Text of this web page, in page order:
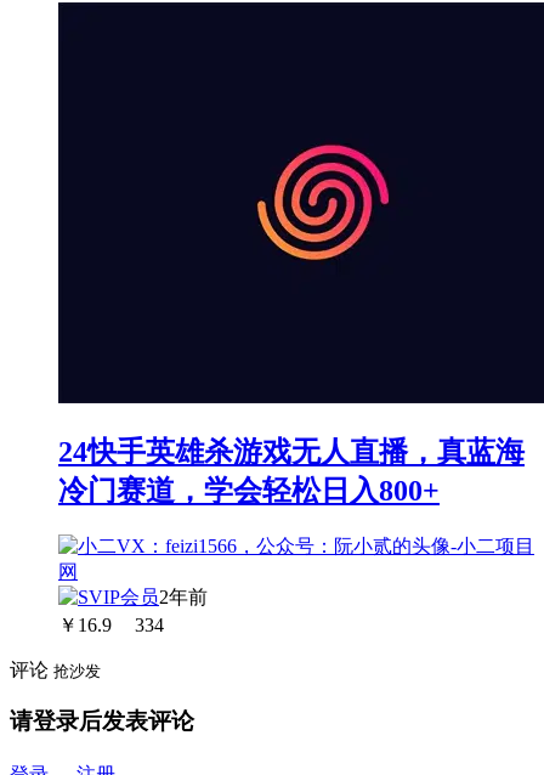
24快手英雄杀游戏无人直播，真蓝海
冷门赛道，学会轻松日入800+
2年前
￥ 16.9 334
评论 抢沙发
请登录后发表评论